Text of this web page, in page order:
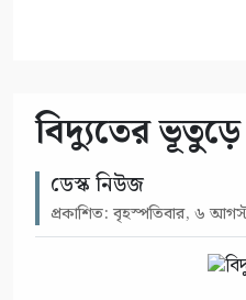
বিদ্যুতের ভূতুড়ে
ডেস্ক নিউজ
প্রকাশিত: বৃহস্পতিবার, ৬